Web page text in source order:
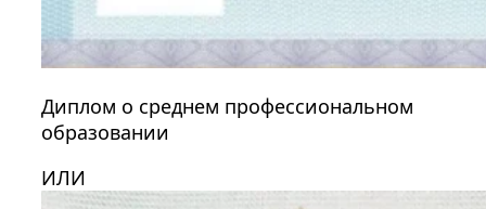
Диплом о среднем профессиональном
образовании
ИЛИ